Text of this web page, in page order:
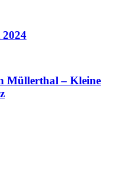
2024
Müllerthal – Kleine